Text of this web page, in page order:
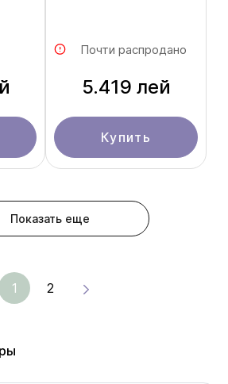
Почти распродано
5.419 лей
Купить
Показать еще
1 2